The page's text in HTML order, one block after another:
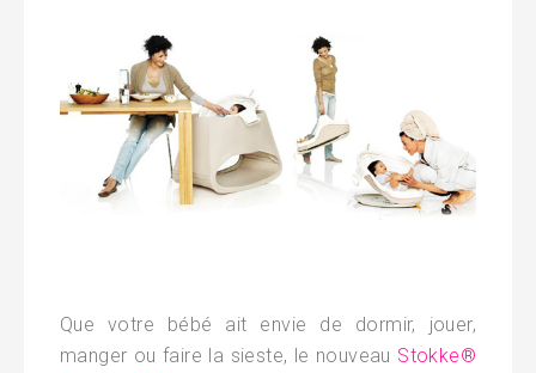
Que votre bébé ait envie de dormir, jouer,
manger ou faire la sieste, le nouveau Stokke®